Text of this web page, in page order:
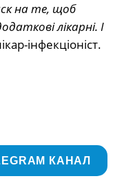
на те, щоб
лікарні. І
інфекціоніст.
КАНАЛ